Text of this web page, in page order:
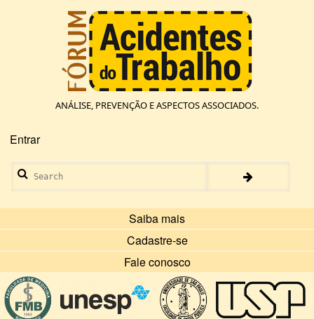
ANÁLISE, PREVENÇÃO E ASPECTOS ASSOCIADOS.
Menu
de
conta
de
usuário
Entrar
Search
Saiba mais
Cadastre-se
Fale conosco